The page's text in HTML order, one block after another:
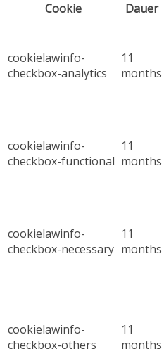
Cookie
Dauer
cookielawinfo-
checkbox-analytics
11
months
cookielawinfo-
checkbox-functional
11
months
cookielawinfo-
checkbox-necessary
11
months
cookielawinfo-
checkbox-others
11
months